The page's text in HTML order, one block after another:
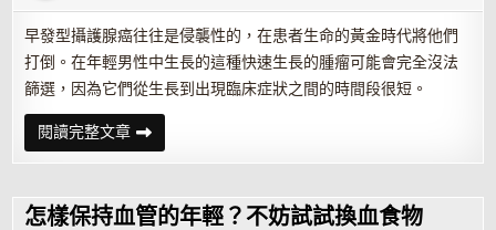
早發型攝護腺癌往往是侵襲性的，在患者生命的黃金時代將他們
打倒。在年輕男性中生長的這種快速生長的腫瘤可能會完全沒法
篩選，因為它們從生長到出現臨床症狀之間的時間段很短。
閱讀完整文章年
輕
男
患
攝
護
怎樣保持血管的年輕？不妨試試換血食物